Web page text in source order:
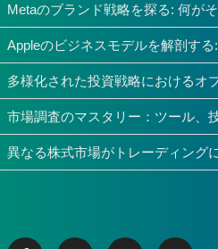
Metaのブランド戦略を探る: 何が
Appleのビジネスモデルを解剖す
多様化された投資戦略におけるオ
市場調査のマスタリー：ツール、
異なる株式市場がトレーディング